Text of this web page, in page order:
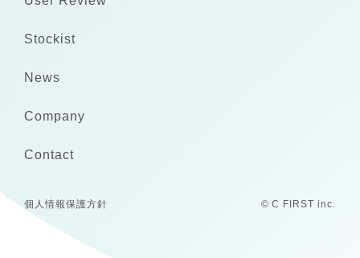
Stockist
News
Company
Contact
個人情報保護方針 © C FIRST inc.